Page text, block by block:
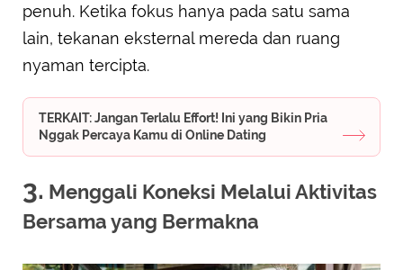
penuh. Ketika fokus hanya pada satu sama
lain, tekanan eksternal mereda dan ruang
nyaman tercipta.
TERKAIT: Jangan Terlalu Effort! Ini yang Bikin Pria
Nggak Percaya Kamu di Online Dating
3. Menggali Koneksi Melalui Aktivitas
Bersama yang Bermakna